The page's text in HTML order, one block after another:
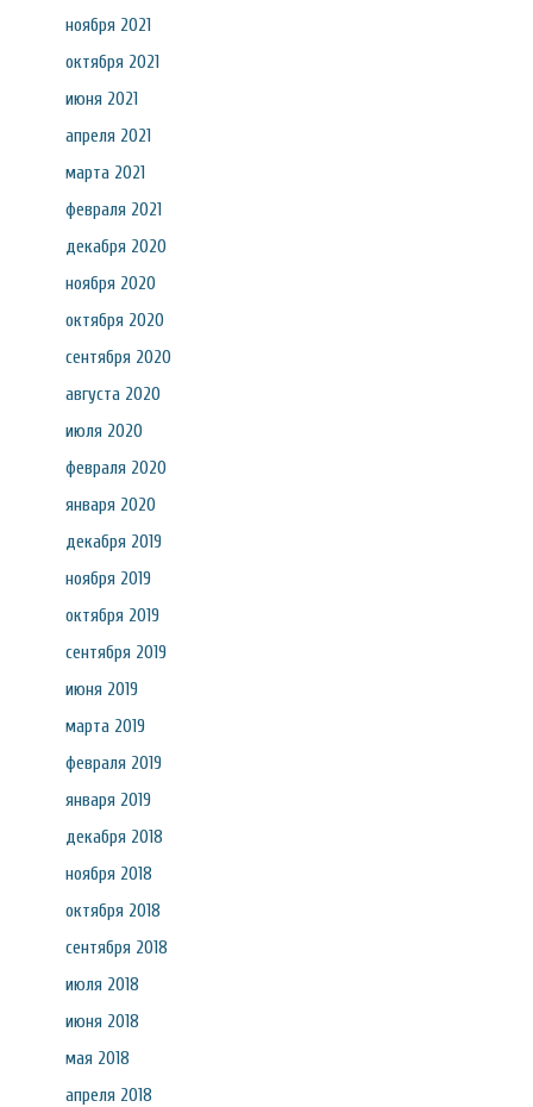
ноября 2021
октября 2021
июня 2021
апреля 2021
марта 2021
февраля 2021
декабря 2020
ноября 2020
октября 2020
сентября 2020
августа 2020
июля 2020
февраля 2020
января 2020
декабря 2019
ноября 2019
октября 2019
сентября 2019
июня 2019
марта 2019
февраля 2019
января 2019
декабря 2018
ноября 2018
октября 2018
сентября 2018
июля 2018
июня 2018
мая 2018
апреля 2018